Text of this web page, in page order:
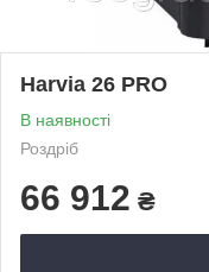
Harvia 26 PRO
В наявності
Роздріб
66 912 ₴